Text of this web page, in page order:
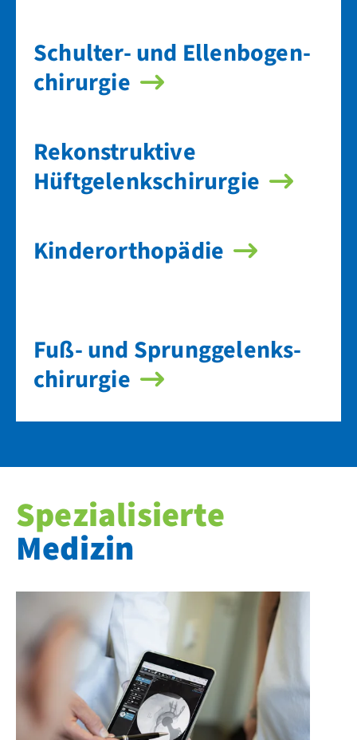
Schulter- und Ellen­bogen­
chirurgie
Rekonstruktive
Hüftgelenks­chirurgie
Kinder­orthopädie
Fuß- und Sprung­gelenks­
chirurgie
Spezialisierte
Medizin